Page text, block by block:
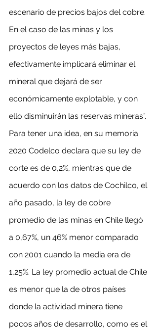
escenario de precios bajos del cobre.
En el caso de las minas y los
proyectos de leyes más bajas,
efectivamente implicará eliminar el
mineral que dejará de ser
económicamente explotable, y con
ello disminuirán las reservas mineras”.
Para tener una idea, en su memoria
2020 Codelco declara que su ley de
corte es de 0,2%, mientras que de
acuerdo con los datos de Cochilco, el
año pasado, la ley de cobre
promedio de las minas en Chile llegó
a 0,67%, un 46% menor comparado
con 2001 cuando la media era de
1,25%. La ley promedio actual de Chile
es menor que la de otros países
donde la actividad minera tiene
pocos años de desarrollo, como es el